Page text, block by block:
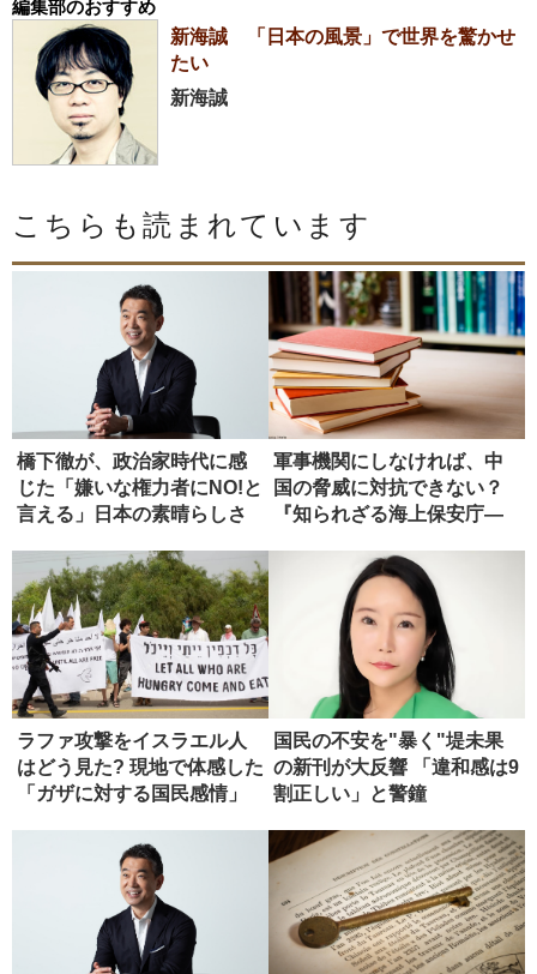
編集部のおすすめ
新海誠 「日本の風景」で世界を驚かせ
たい
新海誠
こちらも読まれています
橋下徹が、政治家時代に感
じた「嫌いな権力者にNO!と
言える」日本の素晴らしさ
軍事機関にしなければ、中
国の脅威に対抗できない？
『知られざる海上保安庁―
ラファ攻撃をイスラエル人
はどう見た? 現地で体感した
「ガザに対する国民感情」
国民の不安を"暴く"堤未果
の新刊が大反響 「違和感は9
割正しい」と警鐘